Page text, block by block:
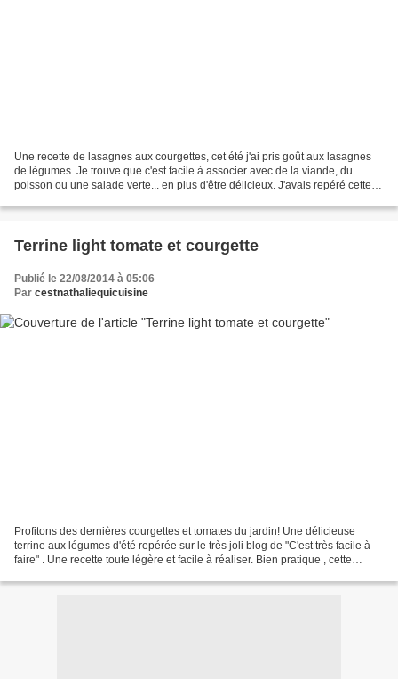
Une recette de lasagnes aux courgettes, cet été j'ai pris goût aux lasagnes
de légumes. Je trouve que c'est facile à associer avec de la viande, du
poisson ou une salade verte... en plus d'être délicieux. J'avais repéré cette
Terrine light tomate et courgette
Publié le 22/08/2014 à 05:06
Par cestnathaliequicuisine
Profitons des dernières courgettes et tomates du jardin! Une délicieuse
terrine aux légumes d'été repérée sur le très joli blog de "C'est très facile à
faire" . Une recette toute légère et facile à réaliser. Bien pratique , cette